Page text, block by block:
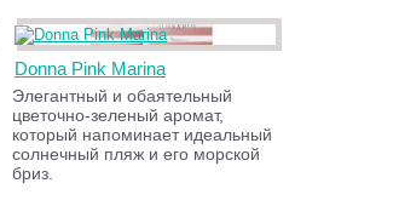
Donna Pink Marina
Элегантный и обаятельный
цветочно-зеленый аромат,
который напоминает идеальный
солнечный пляж и его морской
бриз.